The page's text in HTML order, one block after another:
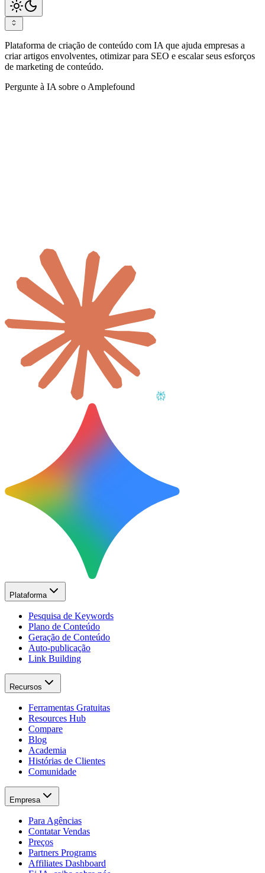
Plataforma de criação de conteúdo com IA que ajuda empresas a
criar artigos envolventes, otimizar para SEO e escalar seus esforços
de marketing de conteúdo.
Pergunte à IA sobre o Amplefound
Plataforma
Pesquisa de Keywords
Plano de Conteúdo
Geração de Conteúdo
Auto-publicação
Link Building
Recursos
Ferramentas Gratuitas
Resources Hub
Compare
Blog
Academia
Histórias de Clientes
Comunidade
Empresa
Para Agências
Contatar Vendas
Preços
Partners Programs
Affiliates Dashboard